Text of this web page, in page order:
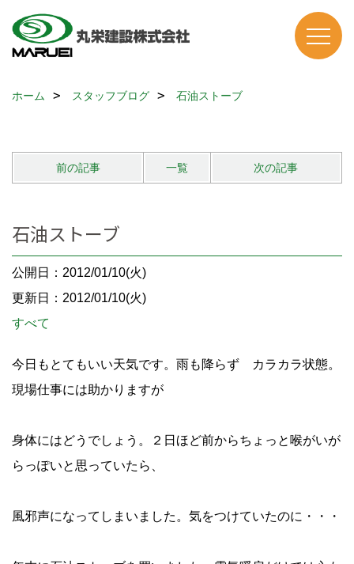
ホーム スタッフブログ 石油ストーブ
前の記事 一覧 次の記事
石油ストーブ
公開日：2012/01/10(火)
更新日：2012/01/10(火)
すべて
今日もとてもいい天気です。雨も降らず カラカラ状態。
現場仕事には助かりますが
身体にはどうでしょう。２日ほど前からちょっと喉がいが
らっぽいと思っていたら、
風邪声になってしまいました。気をつけていたのに・・・